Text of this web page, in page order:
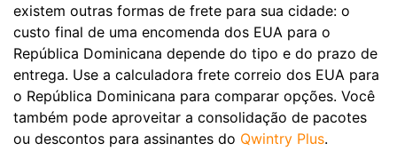
existem outras formas de frete para sua cidade: o
custo final de uma encomenda dos EUA para o
República Dominicana depende do tipo e do prazo de
entrega. Use a calculadora frete correio dos EUA para
o República Dominicana para comparar opções. Você
também pode aproveitar a consolidação de pacotes
ou descontos para assinantes do Qwintry Plus.